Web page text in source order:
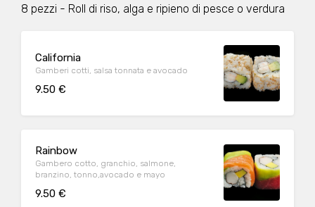
8 pezzi - Roll di riso, alga e ripieno di pesce o verdura
California
Gamberi cotti, salsa tonnata e avocado
9.50 €
Rainbow
Gambero cotto, granchio, salmone,
branzino, tonno,avocado e mayo
9.50 €